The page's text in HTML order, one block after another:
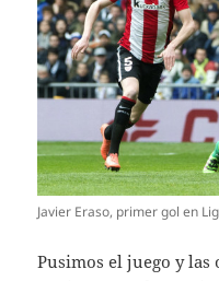
Javier Eraso, primer gol en
Pusimos el juego y